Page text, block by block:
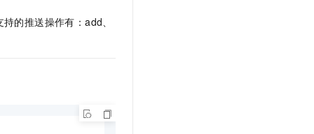
的推送操作有：add、
能体编程平台
体与工作流应用
成，高效打造优质广告素材
创作，剧本、分镜、视频高效生成